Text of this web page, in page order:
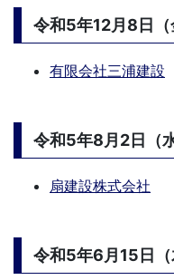
令和5年12月8日
有限会社三浦建設
令和5年8月2日（
扇建設株式会社
令和5年6月15日